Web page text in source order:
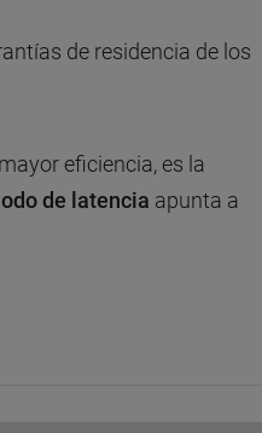
de residencia de los
eficiencia, es la
de latencia apunta a